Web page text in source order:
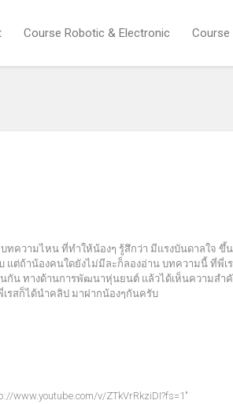
Course Robotic & Electronic Course
ทความไหน ที่ทำให้น้องๆ รู้สึกว่า มีแรงบันดาลใจ ขึ้
ต่ถ้าน้องคนใดยังไม่มีละก็ลองอ่าน บทความนี้ ที่พี่เ
กัน ทางด้านการพัฒนาหุ่นยนต์ แล้วได้เห็นความสำ
รสก็ได้นำคลิป มาฝากน้องๆกันครับ
www.youtube.com/v/ZTkVrRkziDI?fs=1″